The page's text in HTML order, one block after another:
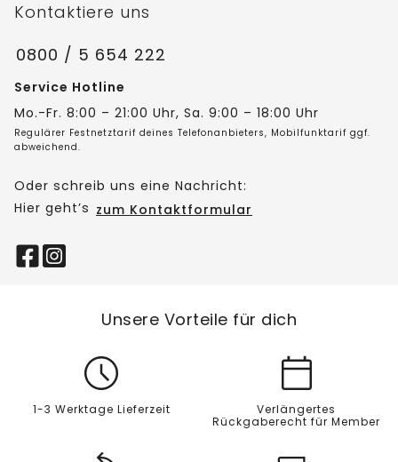
Kontaktiere uns
0800 / 5 654 222
Service Hotline
Mo.-Fr. 8:00 – 21:00 Uhr, Sa. 9:00 – 18:00 Uhr
Regulärer Festnetztarif deines Telefonanbieters, Mobilfunktarif ggf.
abweichend.
Oder schreib uns eine Nachricht:
Hier geht’s zum Kontaktformular
Unsere Vorteile für dich
1-3 Werktage Lieferzeit
Verlängertes
Rückgaberecht für Member